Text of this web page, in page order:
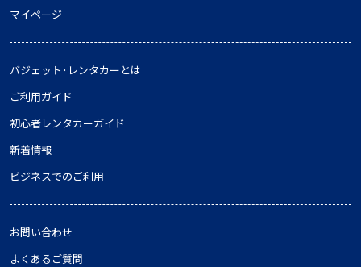
マイページ
バジェット･レンタカーとは
ご利用ガイド
初心者レンタカーガイド
新着情報
ビジネスでのご利用
お問い合わせ
よくあるご質問